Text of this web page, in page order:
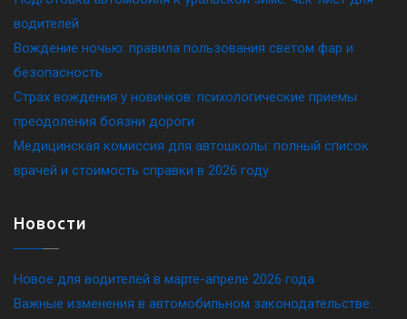
водителей
Вождение ночью: правила пользования светом фар и
безопасность
Страх вождения у новичков: психологические приемы
преодоления боязни дороги
Медицинская комиссия для автошколы: полный список
врачей и стоимость справки в 2026 году
Новости
Новое для водителей в марте-апреле 2026 года
Важные изменения в автомобильном законодательстве: